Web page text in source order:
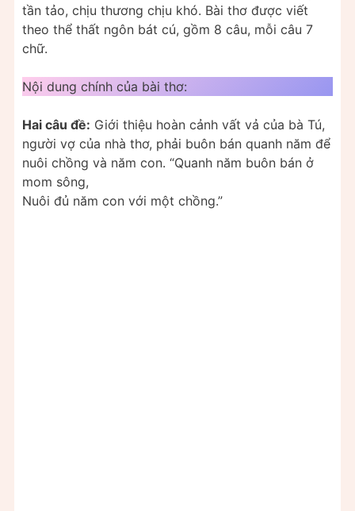
tần tảo, chịu thương chịu khó. Bài thơ được viết
theo thể thất ngôn bát cú, gồm 8 câu, mỗi câu 7
chữ.
Nội dung chính của bài thơ:
Hai câu đề: Giới thiệu hoàn cảnh vất vả của bà Tú,
người vợ của nhà thơ, phải buôn bán quanh năm để
nuôi chồng và năm con. “Quanh năm buôn bán ở
mom sông,
Nuôi đủ năm con với một chồng.”